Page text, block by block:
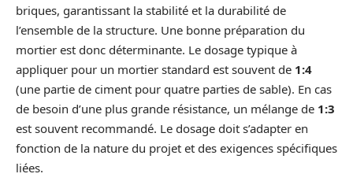
briques, garantissant la stabilité et la durabilité de
l’ensemble de la structure. Une bonne préparation du
mortier est donc déterminante. Le dosage typique à
appliquer pour un mortier standard est souvent de 1:4
(une partie de ciment pour quatre parties de sable). En cas
de besoin d’une plus grande résistance, un mélange de 1:3
est souvent recommandé. Le dosage doit s’adapter en
fonction de la nature du projet et des exigences spécifiques
liées.